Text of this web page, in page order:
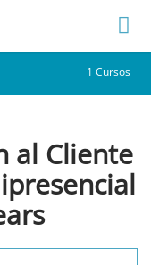
1 Cursos
al Cliente